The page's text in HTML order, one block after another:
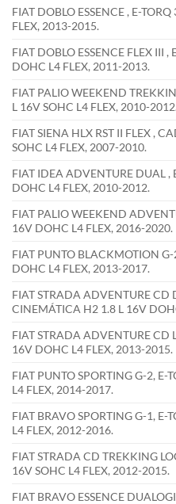
FIAT DOBLO ESSENCE , E-
FLEX, 2013-2015.
FIAT DOBLO ESSENCE FLEX III
DOHC L4 FLEX, 2011-2013.
FIAT PALIO WEEKEND
L 16V SOHC L4 FLEX, 2010-2012.
FIAT SIENA HLX RST II FLEX ,
SOHC L4 FLEX, 2007-2010.
FIAT IDEA ADVENTURE DUAL ,
DOHC L4 FLEX, 2010-2012.
FIAT PALIO WEEKEND
16V DOHC L4 FLEX, 2016-2020.
FIAT PUNTO BLACKMOTION
DOHC L4 FLEX, 2013-2017.
FIAT STRADA ADVENTURE CD
CINEMÁTICA H2 1.8 L 16V
FIAT STRADA ADVENTURE CD
16V DOHC L4 FLEX, 2013-2015.
FIAT PUNTO SPORTING G-2,
L4 FLEX, 2014-2017.
FIAT BRAVO SPORTING G-1,
L4 FLEX, 2012-2016.
FIAT STRADA CD TREKKING
16V SOHC L4 FLEX, 2012-2015.
FIAT BRAVO ESSENCE